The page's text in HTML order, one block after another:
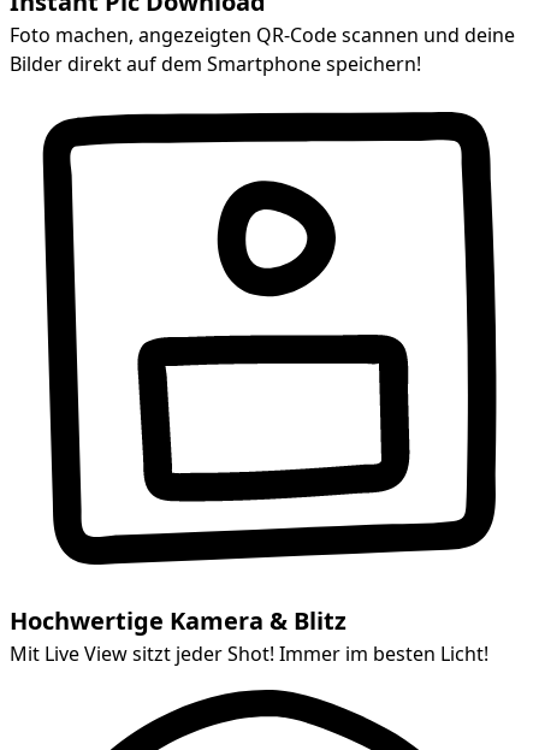
Foto machen, angezeigten QR-Code scannen und deine
Bilder direkt auf dem Smartphone speichern!
Hochwertige Kamera & Blitz
Mit Live View sitzt jeder Shot! Immer im besten Licht!